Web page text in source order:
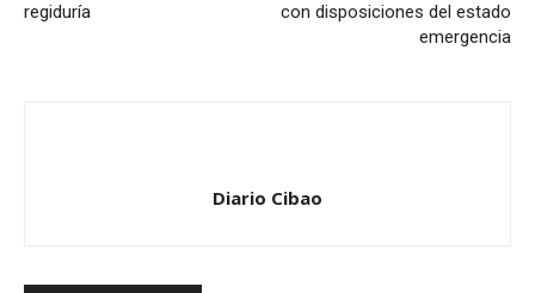
regiduría
con disposiciones del estado
emergencia
Diario Cibao